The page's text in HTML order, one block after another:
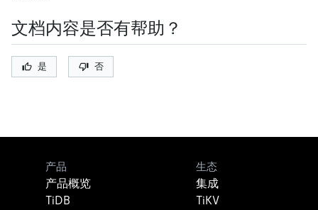
文档内容是否有帮助？
是 否
产品
产品概览
TiDB
生态
集成
TiKV